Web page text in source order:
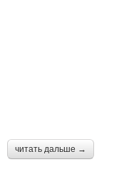
читать дальше →